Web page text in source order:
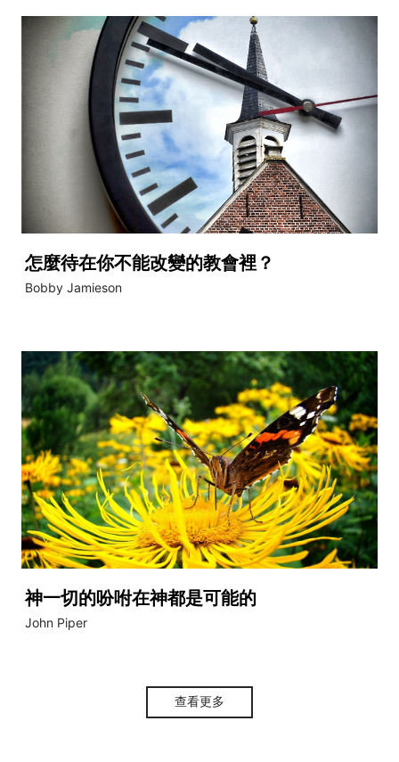
怎麼待在你不能改變的教會裡？
Bobby Jamieson
神一切的吩咐在神都是可能的
John Piper
查看更多